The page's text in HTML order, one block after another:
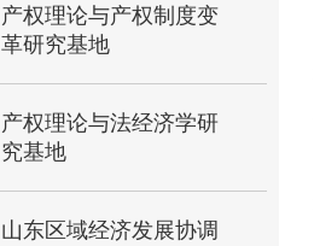
产权理论与产权制度变
革研究基地
产权理论与法经济学研
究基地
山东区域经济发展协调